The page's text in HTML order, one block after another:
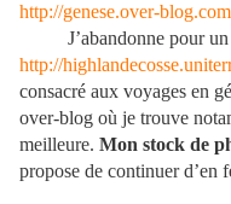
http://genese.over-blog.com
J’abandonne pour
http://
consacré aux voyages en
over-blog où je trouve
meilleure. Mon stock de
propose de continuer d’en